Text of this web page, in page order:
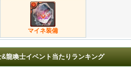
マイネ装備
&龍喚士イベント当たりランキング